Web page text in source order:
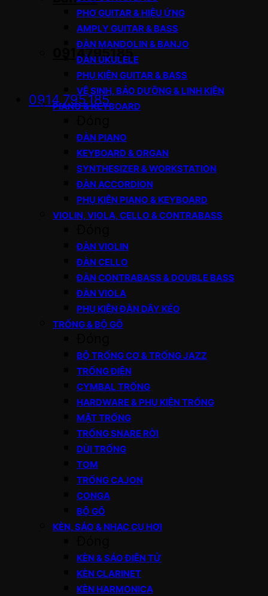
0914795185
0914.795.185
PHƠ GUITAR & HIỆU ỨNG
AMPLY GUITAR & BASS
ĐÀN MANDOLIN & BANJO
ĐÀN UKULELE
PHỤ KIỆN GUITAR & BASS
VỆ SINH, BẢO DƯỠNG & LINH KIỆN
PIANO & KEYBOARD
ĐÀN PIANO
KEYBOARD & ORGAN
SYNTHESIZER & WORKSTATION
ĐÀN ACCORDION
PHỤ KIỆN PIANO & KEYBOARD
VIOLIN, VIOLA, CELLO & CONTRABASS
ĐÀN VIOLIN
ĐÀN CELLO
ĐÀN CONTRABASS & DOUBLE BASS
ĐÀN VIOLA
PHỤ KIỆN ĐÀN DÂY KÉO
TRỐNG & BỘ GÕ
BỘ TRỐNG CƠ & TRỐNG JAZZ
TRỐNG ĐIỆN
CYMBAL TRỐNG
HARDWARE & PHỤ KIỆN TRỐNG
MẶT TRỐNG
TRỐNG SNARE RỜI
DÙI TRỐNG
TOM
TRỐNG CAJON
CONGA
BỘ GÕ
KÈN, SÁO & NHẠC CỤ HƠI
KÈN & SÁO ĐIỆN TỬ
KÈN CLARINET
KÈN HARMONICA